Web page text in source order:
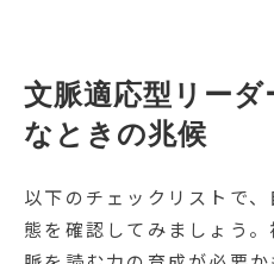
文脈適応型リー
なときの兆候
以下のチェックリストで
態を確認してみましょう